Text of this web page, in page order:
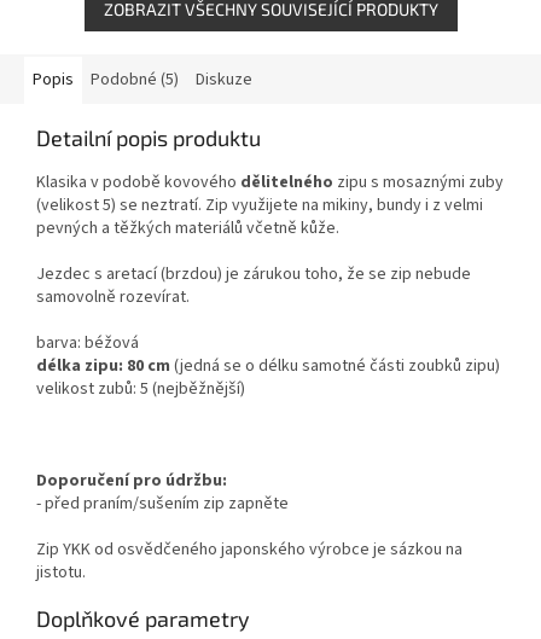
ZOBRAZIT VŠECHNY SOUVISEJÍCÍ PRODUKTY
Popis Podobné (5) Diskuze
Detailní popis produktu
Klasika v podobě kovového dělitelného zipu s mosaznými zuby
(velikost 5) se neztratí. Zip využijete na mikiny, bundy i z velmi
pevných a těžkých materiálů včetně kůže.
Jezdec s aretací (brzdou) je zárukou toho, že se zip nebude
samovolně rozevírat.
barva: béžová
délka zipu: 80 cm (jedná se o délku samotné části zoubků zipu)
velikost zubů: 5 (nejběžnější)
Doporučení pro údržbu:
- před praním/sušením zip zapněte
Zip YKK od osvědčeného japonského výrobce je sázkou na
jistotu.
Doplňkové parametry